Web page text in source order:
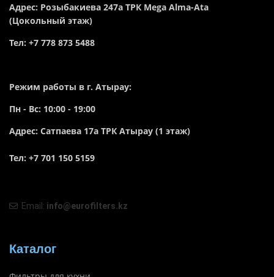
Адрес: Розыбакиева 247а ТРК Mega Alma-Ata
(Цокольный этаж)
Тел: +7 778 873 5488
Режим работы в г. Атырау:
Пн - Вс: 10:00 - 19:00
Адрес: Сатпаева 17а ТРК Атырау (1 этаж)
Тел: +7 701 150 5159
Email: info@eurofilters.kz
Каталог